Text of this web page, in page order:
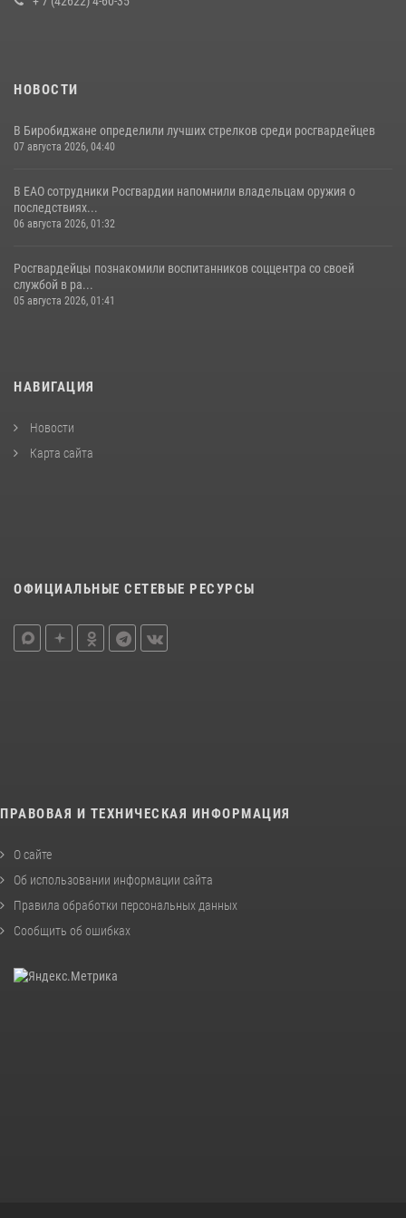
НОВОСТИ
В Биробиджане определили лучших стрелков среди росгвардейцев
07 августа 2026, 04:40
В ЕАО сотрудники Росгвардии напомнили владельцам оружия о
последствиях...
06 августа 2026, 01:32
Росгвардейцы познакомили воспитанников соццентра со своей
службой в ра...
05 августа 2026, 01:41
НАВИГАЦИЯ
Новости
Карта сайта
ОФИЦИАЛЬНЫЕ СЕТЕВЫЕ РЕСУРСЫ
ПРАВОВАЯ И ТЕХНИЧЕСКАЯ ИНФОРМАЦИЯ
О сайте
Об использовании информации сайта
Правила обработки персональных данных
Сообщить об ошибках